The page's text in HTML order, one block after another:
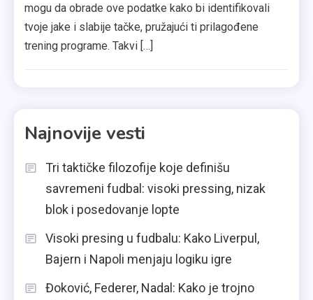
mogu da obrade ove podatke kako bi identifikovali
tvoje jake i slabije tačke, pružajući ti prilagođene
trening programe. Takvi […]
Najnovije vesti
Tri taktičke filozofije koje definišu
savremeni fudbal: visoki pressing, nizak
blok i posedovanje lopte
Visoki presing u fudbalu: Kako Liverpul,
Bajern i Napoli menjaju logiku igre
Đoković, Federer, Nadal: Kako je trojno